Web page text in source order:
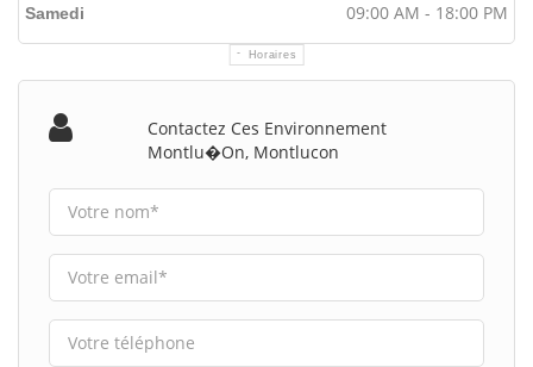
Horaires
Samedi 09:00 AM - 18:00 PM
Contactez Ces Environnement
Montlu�on, Montlucon